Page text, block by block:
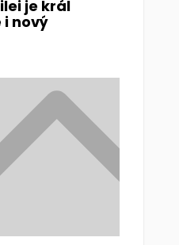
je král
nový